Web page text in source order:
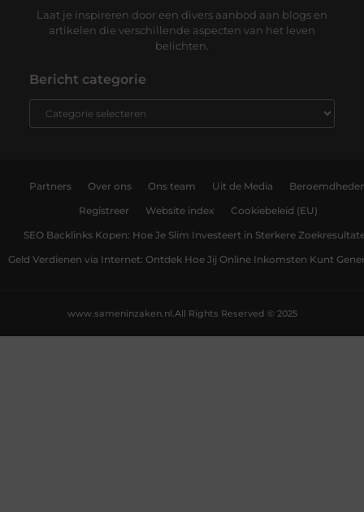
Laat je inspireren door een divers aanbod aan blogs en
artikelen die verschillende aspecten van het leven
belichten.
Bericht categorie
Partners Over ons Ons team Uit de Media
Registreer Website index Cookiebeleid (EU)
SEO Backlinks Kopen: Hoe Je Slim Investeert in Sterkere
Geld Verdienen via Internet: Ontdek Hoe Jij Online Inkomsten Kunt
All Rights Reserved © 2025
www.sameninzaken.nl.